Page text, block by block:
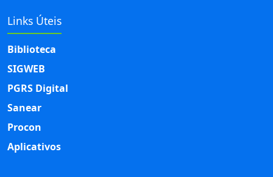
Links Úteis
Biblioteca
SIGWEB
PGRS Digital
Sanear
Procon
Aplicativos